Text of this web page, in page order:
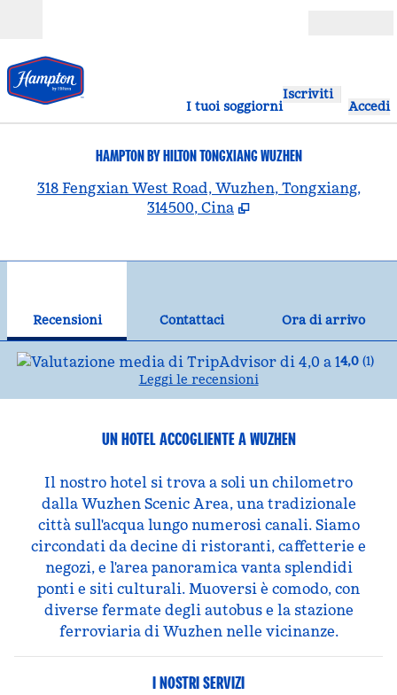
I tuoi soggiorni
Iscriviti
Accedi
HAMPTON BY HILTON TONGXIANG WUZHEN
318 Fengxian West Road, Wuzhen, Tongxiang,
314500, Cina
Recensioni Contattaci
Ora di arrivo
4,0 (1)
Leggi le recensioni
UN HOTEL ACCOGLIENTE A WUZHEN
Il nostro hotel si trova a soli un chilometro
dalla Wuzhen Scenic Area, una tradizionale
città sull'acqua lungo numerosi canali. Siamo
circondati da decine di ristoranti, caffetterie e
negozi, e l'area panoramica vanta splendidi
ponti e siti culturali. Muoversi è comodo, con
diverse fermate degli autobus e la stazione
ferroviaria di Wuzhen nelle vicinanze.
I NOSTRI SERVIZI